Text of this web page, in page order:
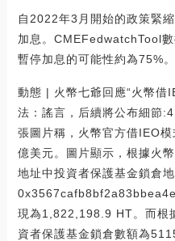
自2022年3月開始的政策緊
加息。CMEFedwatchTool
暫停加息的可能性約為75%。
動態 | 火幣七爺回應“火幣借
法：謠言，后續將公布細節
張圖片稱，火幣官方借IEO
億美元。圖片顯示，根據火
地址中投資者保護基金鎖倉地
現為1,822,198.9 HT。而根
資者保護基金鎖倉數額為